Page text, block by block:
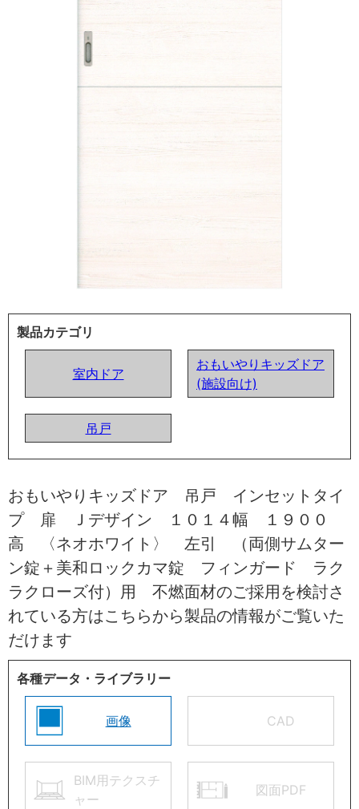
製品カテゴリ
室内ドア
おもいやりキッズドア
(施設向け)
吊戸
おもいやりキッズドア 吊戸 インセットタイ
プ 扉 Ｊデザイン １０１４幅 １９００
高 〈ネオホワイト〉 左引 （両側サムター
ン錠＋美和ロックカマ錠 フィンガード ラク
ラクローズ付）用 不燃面材のご採用を検討さ
れている方はこちらから製品の情報がご覧いた
だけます
各種データ・ライブラリー
画像 CAD
BIM用テクスチ
ャー
図面PDF